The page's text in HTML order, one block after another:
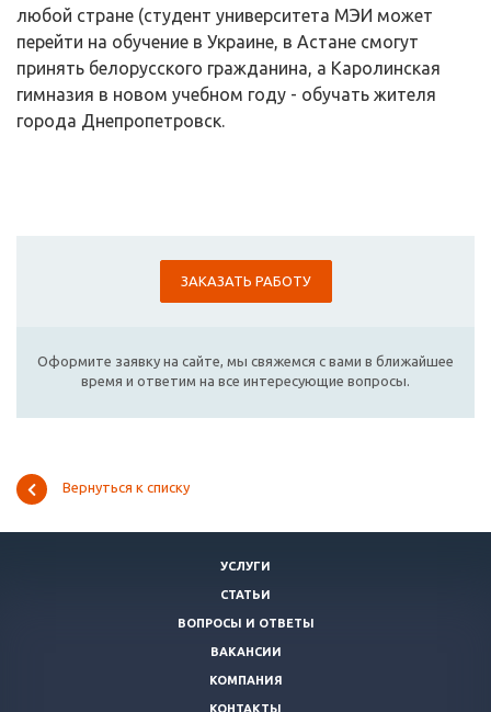
любой стране (студент университета МЭИ может
перейти на обучение в Украине, в Астане смогут
принять белорусского гражданина, а Каролинская
гимназия в новом учебном году - обучать жителя
города Днепропетровск.
ЗАКАЗАТЬ РАБОТУ
Оформите заявку на сайте, мы свяжемся с вами в ближайшее
время и ответим на все интересующие вопросы.
Вернуться к списку
УСЛУГИ
СТАТЬИ
ВОПРОСЫ И ОТВЕТЫ
ВАКАНСИИ
КОМПАНИЯ
КОНТАКТЫ